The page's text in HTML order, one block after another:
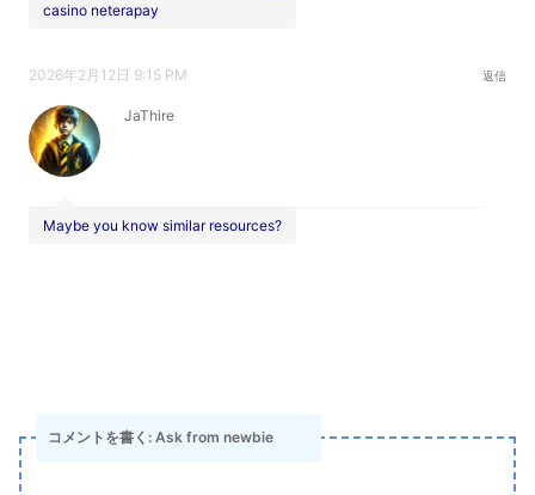
casino neterapay
2026年2月12日 9:15 PM 返信
JaThire
Maybe you know similar resources?
コメントを書く: Ask from newbie